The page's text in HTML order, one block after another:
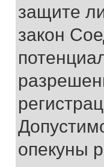
защите
закон
опекуны